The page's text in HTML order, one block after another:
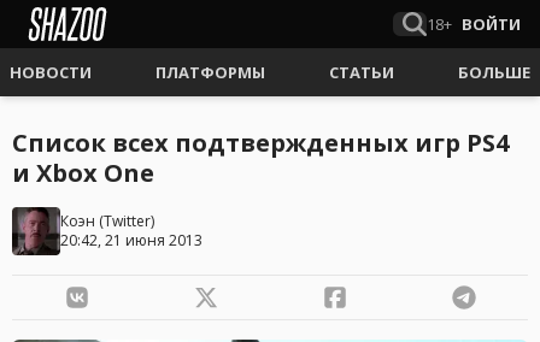
18+ ВОЙТИ
НОВОСТИ ПЛАТФОРМЫ СТАТЬИ БОЛЬШЕ
Список всех подтвержденных игр PS4
и Xbox One
Коэн (Twitter)
20:42, 21 июня 2013